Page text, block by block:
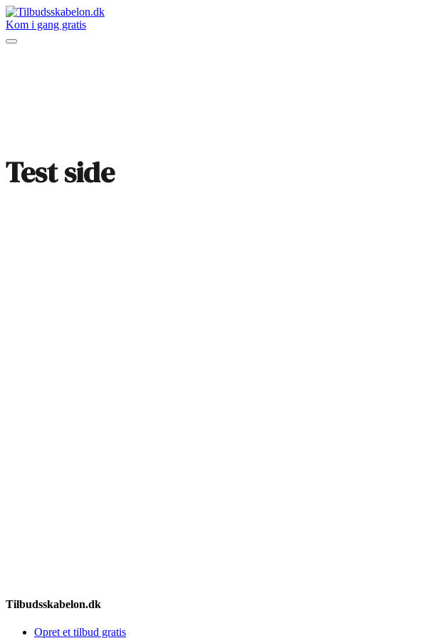
Kom i gang gratis
Test side
Tilbudsskabelon.dk
Opret et tilbud gratis